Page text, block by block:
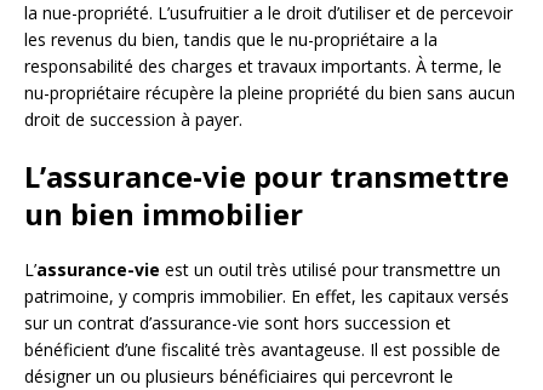
la nue-propriété. L’usufruitier a le droit d’utiliser et de percevoir
les revenus du bien, tandis que le nu-propriétaire a la
responsabilité des charges et travaux importants. À terme, le
nu-propriétaire récupère la pleine propriété du bien sans aucun
droit de succession à payer.
L’assurance-vie pour transmettre
un bien immobilier
L’assurance-vie est un outil très utilisé pour transmettre un
patrimoine, y compris immobilier. En effet, les capitaux versés
sur un contrat d’assurance-vie sont hors succession et
bénéficient d’une fiscalité très avantageuse. Il est possible de
désigner un ou plusieurs bénéficiaires qui percevront le